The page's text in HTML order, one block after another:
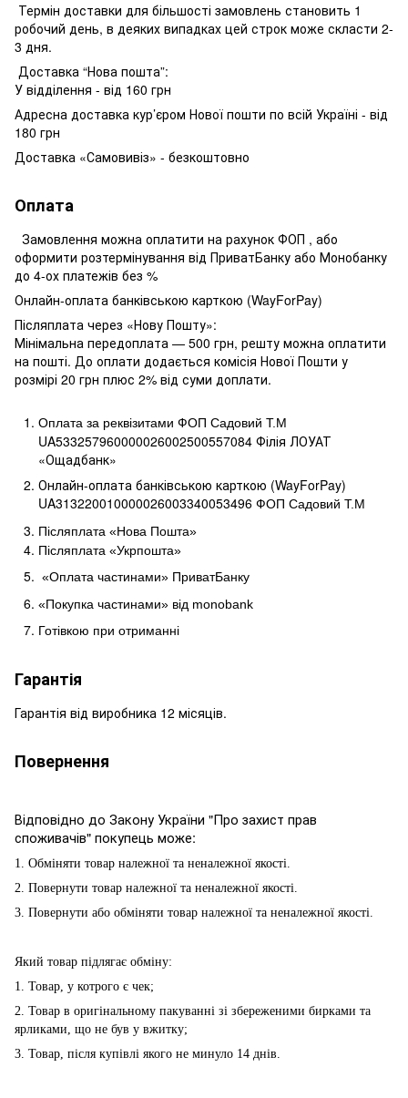
Термін доставки для більшості замовлень становить 1
робочий день, в деяких випадках цей строк може скласти 2-
3 дня.
Доставка “Нова пошта”:
У відділення - від 160 грн
Адресна доставка кур’єром Нової пошти по всій Україні - від
180 грн
Доставка «Самовивіз» - безкоштовно
Оплата
Замовлення можна оплатити на рахунок ФОП , або
оформити розтермінування від ПриватБанку або Монобанку
до 4-ох платежів без %
Онлайн-оплата банківською карткою (WayForPay)
Післяплата через «Нову Пошту»:
Мінімальна передоплата — 500 грн, решту можна оплатити
на пошті. До оплати додається комісія Нової Пошти у
розмірі 20 грн плюс 2% від суми доплати.
Оплата за реквізитами ФОП Садовий Т.М
UA533257960000026002500557084 Філія ЛОУАТ
«Ощадбанк»
Онлайн-оплата банківською карткою (WayForPay)
UA313220010000026003340053496 ФОП Садовий Т.М
Післяплата «Нова Пошта»
Післяплата «Укрпошта»
«Оплата частинами» ПриватБанку
«Покупка частинами» від monobank
Готівкою при отриманні
Гарантія
Гарантія від виробника 12 місяців.
Повернення
Відповідно до Закону України "Про захист прав
споживачів" покупець може:
1. Обміняти товар належної та неналежної якості.
2. Повернути товар належної та неналежної якості.
3. Повернути або обміняти товар належної та неналежної якості.
Який товар підлягає обміну:
1. Товар, у котрого є чек;
2. Товар в оригінальному пакуванні зі збереженими бирками та
ярликами, що не був у вжитку;
3. Товар, після купівлі якого не минуло 14 днів.